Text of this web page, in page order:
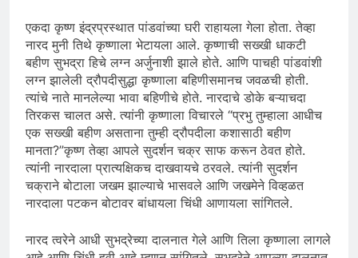
एकदा कृष्ण इंद्रप्रस्थात पांडवांच्या घरी राहायला गेला होता. तेव्हा
नारद मुनी तिथे कृष्णाला भेटायला आले. कृष्णाची सख्खी धाकटी
बहीण सुभद्रा हिचे लग्न अर्जुनाशी झाले होते. आणि पाचही पांडवांशी
लग्न झालेली द्रौपदीसुद्धा कृष्णाला बहिणीसमानच जवळची होती.
त्यांचे नाते मानलेल्या भावा बहिणीचे होते. नारदाचे डोके बऱ्याचदा
तिरकस चालत असे. त्यांनी कृष्णाला विचारले “प्रभु तुम्हाला आधीच
एक सख्खी बहीण असताना तुम्ही द्रौपदीला कशासाठी बहीण
मानता?”कृष्ण तेव्हा आपले सुदर्शन चक्र साफ करून ठेवत होते.
त्यांनी नारदाला प्रात्यक्षिकच दाखवायचे ठरवले. त्यांनी सुदर्शन
चक्राने बोटाला जखम झाल्याचे भासवले आणि जखमेने विव्हळत
नारदाला पटकन बोटावर बांधायला चिंधी आणायला सांगितले.
नारद त्वरेने आधी सुभद्रेच्या दालनात गेले आणि तिला कृष्णाला लागले